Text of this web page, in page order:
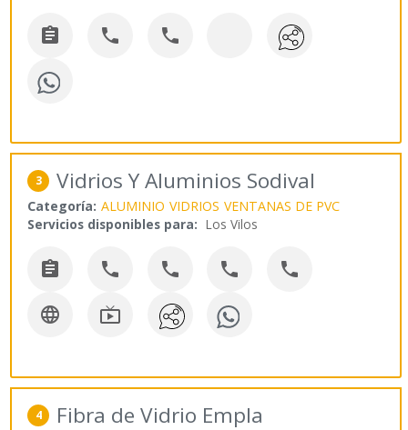
  
3 Vidrios Y Aluminios Sodival
Categoría: ALUMINIO VIDRIOS VENTANAS DE PVC
Servicios disponibles para: Los Vilos
    
 
4 Fibra de Vidrio Empla